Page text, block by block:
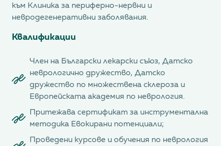
към Клиника за периферно-нервни и
невродегенеративни заболявания.
Квалификации
Член на Български лекарски съюз, Датско
неврологично дружество, Датско
дружество по множествена склероза и
Европейската академия по неврология.
Притежава сертификат за инструментална
методика Евокирани потенциали;
Проведени курсове и обучения по неврология